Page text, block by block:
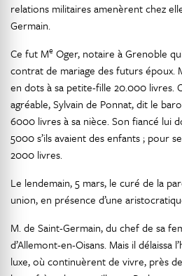
relations militaires amenèrent chez
Germain.
Ce fut Me Oger, notaire à Grenoble
contrat de mariage des futurs époux.
en dots à sa petite-fille 20.000 livres.
agréable, Sylvain de Ponnat, dit le
6000 livres à sa nièce. Son fiancé lui
5000 s’ils avaient des enfants ; pour
2000 livres.
Le lendemain, 5 mars, le curé de la
union, en présence d’une
M. de Saint-Germain, du chef de sa
d’Allemont-en-Oisans. Mais il délaissa
luxe, où continuèrent de vivre, près